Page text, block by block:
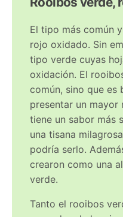
El tipo más común
rojo oxidado. Sin
tipo verde cuyas
oxidación. El
común, sino que es
presentar un
tiene un sabor más
una tisana
podría serlo.
crearon como una
verde.
Tanto el rooibos